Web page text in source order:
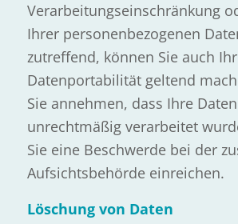
Verarbeitungseinschränkung
Ihrer personenbezogenen
zutreffend, können Sie auch
Datenportabilität geltend
Sie annehmen, dass Ihre Daten
unrechtmäßig verarbeitet
Sie eine Beschwerde bei der
Aufsichtsbehörde einreichen.
Löschung von Daten